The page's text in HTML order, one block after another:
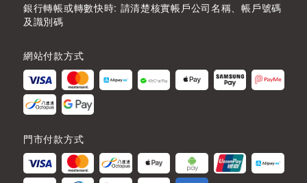
銀行轉帳或轉數快時: 請清楚核實帳戶公司名稱、帳戶號碼
及識別碼
網站付款方式
門市付款方式